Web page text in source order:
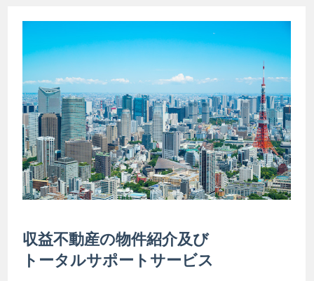
収益不動産の物件紹介及び
トータルサポートサービス